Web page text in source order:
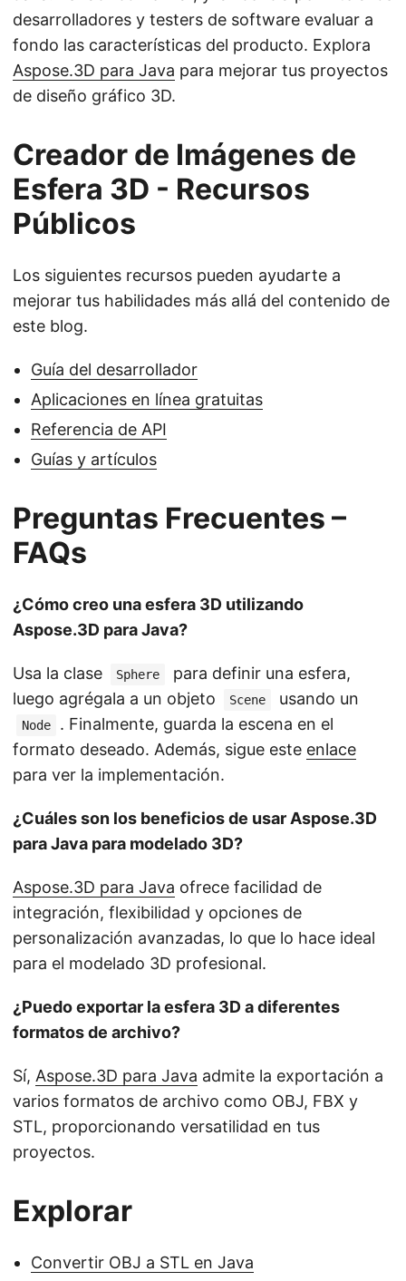
desarrolladores y testers de software evaluar a
fondo las características del producto. Explora
Aspose.3D para Java para mejorar tus proyectos
de diseño gráfico 3D.
Creador de Imágenes de
Esfera 3D - Recursos
Públicos
Los siguientes recursos pueden ayudarte a
mejorar tus habilidades más allá del contenido de
este blog.
Guía del desarrollador
Aplicaciones en línea gratuitas
Referencia de API
Guías y artículos
Preguntas Frecuentes –
FAQs
¿Cómo creo una esfera 3D utilizando
Aspose.3D para Java?
Usa la clase Sphere
para definir una esfera,
luego agrégala a un objeto
Scene usando un
Node
. Finalmente, guarda la escena en el
formato deseado. Además, sigue este enlace
para ver la implementación.
¿Cuáles son los beneficios de usar Aspose.3D
para Java para modelado 3D?
Aspose.3D para Java ofrece facilidad de
integración, flexibilidad y opciones de
personalización avanzadas, lo que lo hace ideal
para el modelado 3D profesional.
¿Puedo exportar la esfera 3D a diferentes
formatos de archivo?
Sí, Aspose.3D para Java admite la exportación a
varios formatos de archivo como OBJ, FBX y
STL, proporcionando versatilidad en tus
proyectos.
Explorar
Convertir OBJ a STL en Java